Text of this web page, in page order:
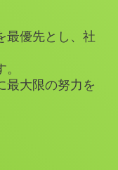
最優先とし、社
最大限の努力を